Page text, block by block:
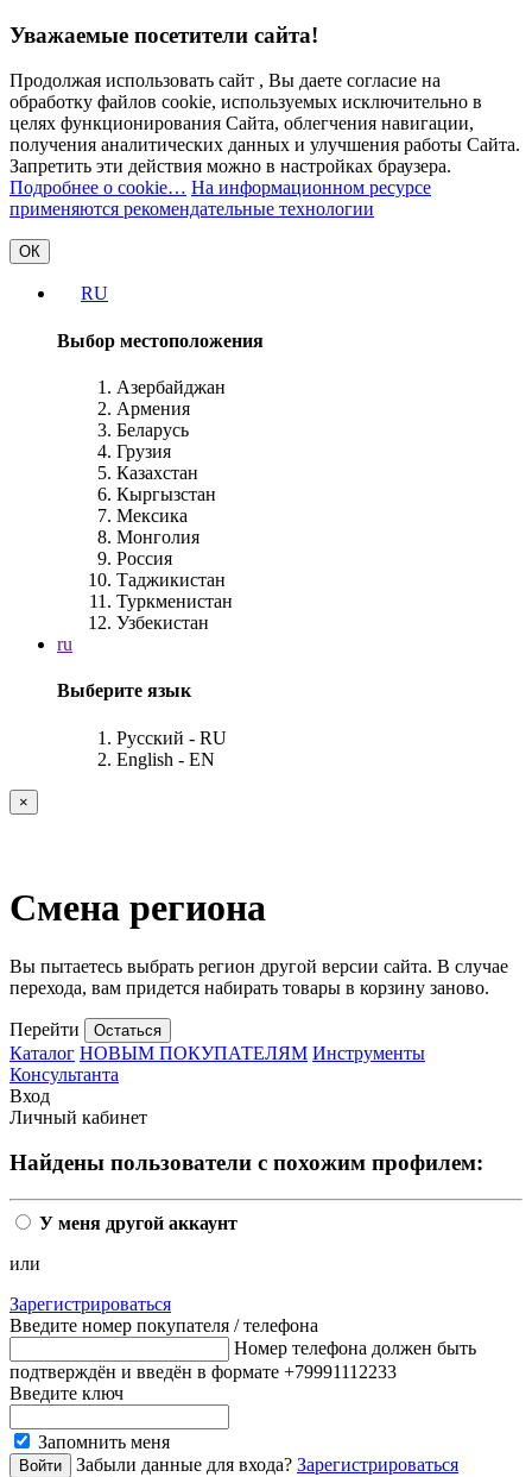
Уважаемые посетители сайта!
Продолжая использовать сайт , Вы даете согласие на
обработку файлов cookie, используемых исключительно в
целях функционирования Сайта, облегчения навигации,
получения аналитических данных и улучшения работы Сайта.
Запретить эти действия можно в настройках браузера.
Подробнее о cookie… На информационном ресурсе
применяются рекомендательные технологии
ОК
RU
Выбор местоположения
Азербайджан
Армения
Беларусь
Грузия
Казахстан
Кыргызстан
Мексика
Монголия
Россия
Таджикистан
Туркменистан
Узбекистан
ru
Выберите язык
Русский - RU
English - EN
×
Смена региона
Вы пытаетесь выбрать регион другой версии сайта. В случае
перехода, вам придется набирать товары в корзину заново.
Перейти Остаться
Каталог НОВЫМ ПОКУПАТЕЛЯМ Инструменты
Консультанта
Вход
Личный кабинет
Найдены пользователи с похожим профилем:
У меня другой аккаунт
или
Зарегистрироваться
Введите номер покупателя / телефона
Номер телефона должен быть
подтверждён и введён в формате +79991112233
Введите ключ
Запомнить меня
Забыли данные для входа? Зарегистрироваться